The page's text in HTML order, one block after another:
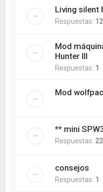
Living silent
Respuestas: 12
Mod
Hunter III
Respuestas: 1
Mod
** mini
Respuestas: 22
consejos
Respuestas: 1